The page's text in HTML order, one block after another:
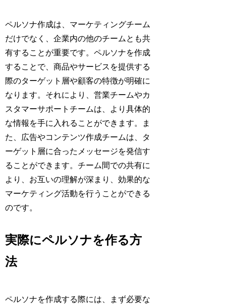
ペルソナ作成は、マーケティングチーム
だけでなく、企業内の他のチームとも共
有することが重要です。ペルソナを作成
することで、商品やサービスを提供する
際のターゲット層や顧客の特徴が明確に
なります。それにより、営業チームやカ
スタマーサポートチームは、より具体的
な情報を手に入れることができます。ま
た、広告やコンテンツ作成チームは、タ
ーゲット層に合ったメッセージを発信す
ることができます。チーム間での共有に
より、お互いの理解が深まり、効果的な
マーケティング活動を行うことができる
のです。
実際にペルソナを作る方
法
ペルソナを作成する際には、まず必要な